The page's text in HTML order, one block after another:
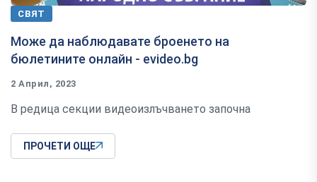
СВЯТ
Може да наблюдавате броенето на
бюлетините онлайн - evideo.bg
2 Април, 2023
В редица секции видеоизлъчването започна
ПРОЧЕТИ ОЩЕ